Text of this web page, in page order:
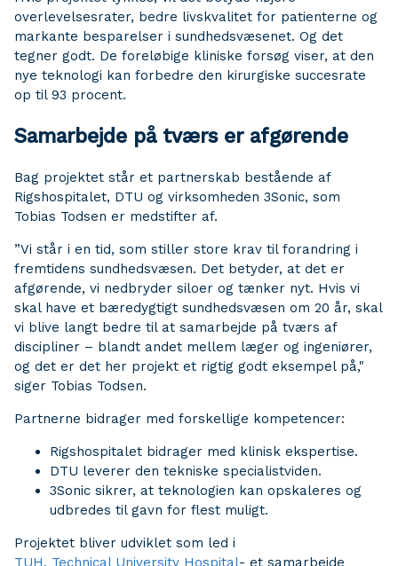
overlevelsesrater, bedre livskvalitet for patienterne og
markante besparelser i sundhedsvæsenet. Og det
tegner godt. De foreløbige kliniske forsøg viser, at den
nye teknologi kan forbedre den kirurgiske succesrate
op til 93 procent.
Samarbejde på tværs er afgørende
Bag projektet står et partnerskab bestående af
Rigshospitalet, DTU og virksomheden 3Sonic, som
Tobias Todsen er medstifter af.
”Vi står i en tid, som stiller store krav til forandring i
fremtidens sundhedsvæsen. Det betyder, at det er
afgørende, vi nedbryder siloer og tænker nyt. Hvis vi
skal have et bæredygtigt sundhedsvæsen om 20 år, skal
vi blive langt bedre til at samarbejde på tværs af
discipliner – blandt andet mellem læger og ingeniører,
og det er det her projekt et rigtig godt eksempel på,"
siger Tobias Todsen.
Partnerne bidrager med forskellige kompetencer:
Rigshospitalet bidrager med klinisk ekspertise.
DTU leverer den tekniske specialistviden.
3Sonic sikrer, at teknologien kan opskaleres og
udbredes til gavn for flest muligt.
Projektet bliver udviklet som led i
TUH, Technical University Hospital- et samarbejde